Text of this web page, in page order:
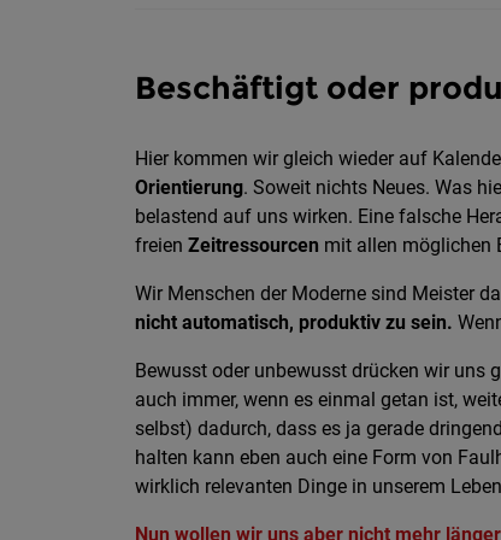
Beschäftigt oder
Hier kommen wir gleich wieder auf
Orientierung. Soweit nichts Neues. Was
belastend auf uns wirken. Eine falsche
freien Zeitressourcen mit allen möglichen
Wir Menschen der Moderne sind Meister
nicht automatisch, produktiv zu sein.
Bewusst oder unbewusst drücken wir uns
auch immer, wenn es einmal getan ist,
selbst) dadurch, dass es ja gerade
halten kann eben auch eine Form von
wirklich relevanten Dinge in unserem
Nun wollen wir uns aber nicht mehr